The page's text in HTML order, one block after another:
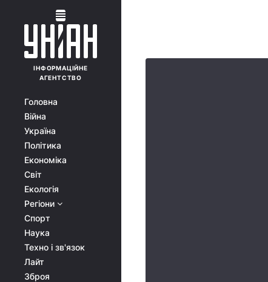
ІНФОРМАЦІЙНЕ
АГЕНТСТВО
Головна
Війна
Україна
Політика
Економіка
Світ
Екологія
Регіони
Спорт
Наука
Техно і зв'язок
Лайт
Зброя